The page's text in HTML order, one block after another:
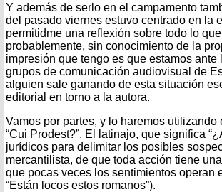
Y además de serlo en el campamento
del pasado viernes estuvo centrado en la
permitidme una reflexión sobre todo lo
probablemente, sin conocimiento de la
impresión que tengo es que estamos
grupos de comunicación audiovisual de
alguien sale ganando de esta situación
editorial en torno a la autora.
Vamos por partes, y lo haremos
“Cui Prodest?”. El latinajo, que significa
jurídicos para delimitar los posibles
mercantilista, de que toda acción tiene
que pocas veces los sentimientos operan
“Están locos estos romanos”).